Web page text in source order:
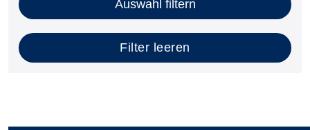
Auswahl filtern
Filter leeren